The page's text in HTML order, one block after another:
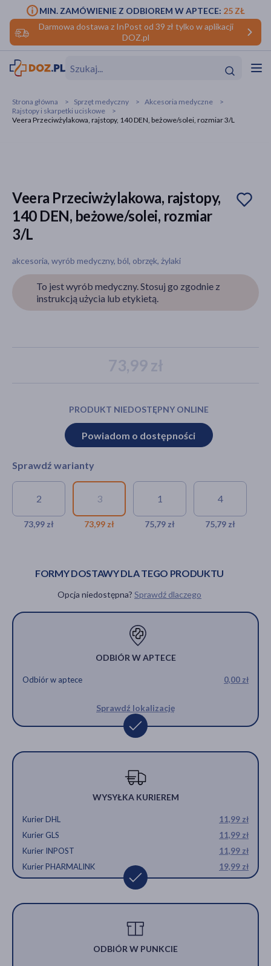
Darmowa dostawa z InPost od 39 zł tylko w aplikacji
DOZ.pl
MIN. ZAMÓWIENIE Z ODBIOREM W APTECE: 25 ZŁ
Strona główna Sprzęt medyczny
Akcesoria medyczne
Rajstopy i skarpetki uciskowe
Veera Przeciwżylakowa, rajstopy, 140 DEN, beżowe/solei, rozmiar 3/L
Veera Przeciwżylakowa, rajstopy,
140 DEN, beżowe/solei, rozmiar
3/L
akcesoria, wyrób medyczny, ból, obrzęk, żylaki
To jest wyrób medyczny. Stosuj go zgodnie z
instrukcją użycia lub etykietą.
73,99 zł
PRODUKT NIEDOSTĘPNY ONLINE
Powiadom o dostępności
Sprawdź warianty
2
73,99 zł
Veera Przeciwżylakowa,
rajstopy, 140 DEN,
3
73,99 zł
Przeciwżylakowa,
PRODUKT CHWILOWO
1
75,79 zł
Veera
Przeciwżylakowa,
rozmiar 1/S
75,79 zł
4
75,79 zł
rozmiar 4/XL
FORMY DOSTAWY DLA TEGO PRODUKTU
Opcja niedostępna? Sprawdź dlaczego
ODBIÓR W APTECE
Odbiór w aptece 0,00 zł
Sprawdź lokalizację
WYSYŁKA KURIEREM
Kurier DHL
11,99 zł
Kurier GLS
11,99 zł
Kurier INPOST
11,99 zł
Kurier PHARMALINK
19,99 zł
ODBIÓR W PUNKCIE